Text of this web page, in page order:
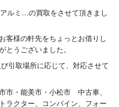
ルミ…の買取をさせて頂きまし
客様の軒先をちょっとお借りし
うございました。
引取場所に応じて、対応させて
市・能美市・小松市 中古車、
ラクター、コンバイン、フォー